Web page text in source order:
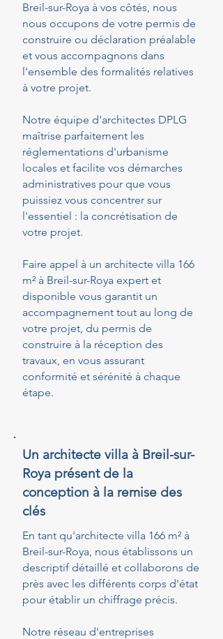
Breil-sur-Roya à vos côtés, nous
nous occupons de votre permis de
construire ou déclaration préalable
et vous accompagnons dans
l'ensemble des formalités relatives
à votre projet.
Notre équipe d'architectes DPLG
maîtrise parfaitement les
réglementations d'urbanisme
locales et facilite vos démarches
administratives pour que vous
puissiez vous concentrer sur
l'essentiel : la concrétisation de
votre projet.
Faire appel à un architecte villa 166
m² à Breil-sur-Roya expert et
disponible vous garantit un
accompagnement tout au long de
votre projet, du permis de
construire à la réception des
travaux, en vous assurant
conformité et sérénité à chaque
étape.
Un architecte villa à Breil-sur-
Roya présent de la
conception à la remise des
clés
En tant qu'architecte villa 166 m² à
Breil-sur-Roya, nous établissons un
descriptif détaillé et collaborons de
près avec les différents corps d'état
pour établir un chiffrage précis.
Notre réseau d'entreprises